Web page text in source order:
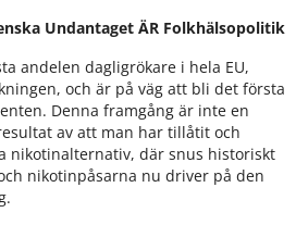
Undantaget ÄR Folkhälsopolitik
andelen dagligrökare i hela EU,
och är på väg att bli det första
Denna framgång är inte en
av att man har tillåtit och
nikotinalternativ, där snus historiskt
nikotinpåsarna nu driver på den